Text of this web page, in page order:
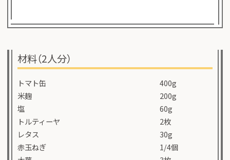
材料（2人分）
トマト缶
400g
米麹
200g
塩
60g
トルティーヤ
2枚
レタス
30g
赤玉ねぎ
1/4個